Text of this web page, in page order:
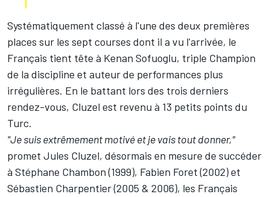
Systématiquement classé à l'une des deux premières
places sur les sept courses dont il a vu l'arrivée, le
Français tient tête à Kenan Sofuoglu, triple Champion
de la discipline et auteur de performances plus
irrégulières. En le battant lors des trois derniers
rendez-vous, Cluzel est revenu à 13 petits points du
Turc.
"Je suis extrêmement motivé et je vais tout donner,"
promet Jules Cluzel, désormais en mesure de succéder
à Stéphane Chambon (1999), Fabien Foret (2002) et
Sébastien Charpentier (2005 & 2006), les Français